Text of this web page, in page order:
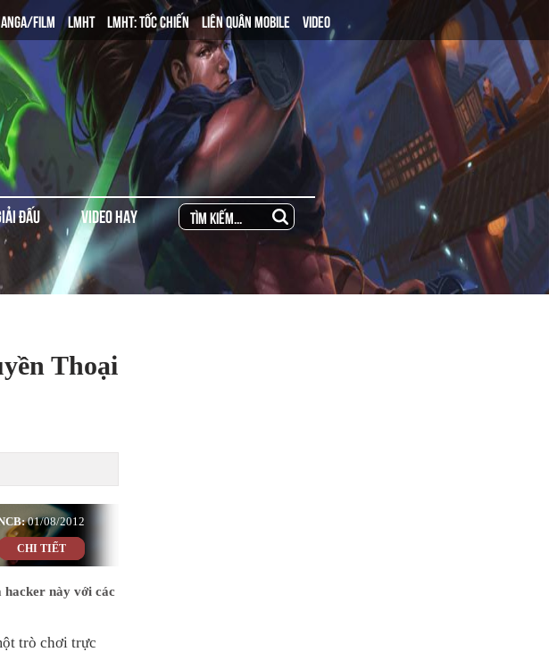
FILM LMHT LMHT: TỐC CHIẾN LIÊN QUÂN MOBILE VIDEO
ĐẤU VIDEO HAY
Thoại
01/08/2012
CHI TIẾT
hacker này với các
trò chơi trực